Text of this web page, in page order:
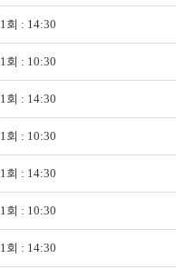
1회 : 14:30
1회 : 10:30
1회 : 14:30
1회 : 10:30
1회 : 14:30
1회 : 10:30
1회 : 14:30